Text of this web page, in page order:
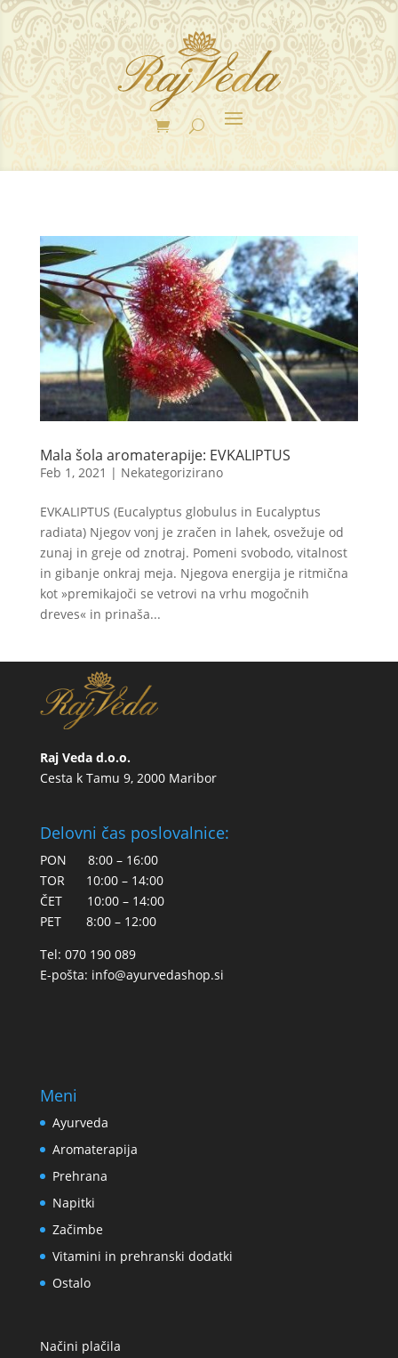
Mala šola aromaterapije: EVKALIPTUS
Feb 1, 2021 | Nekategorizirano
EVKALIPTUS (Eucalyptus globulus in Eucalyptus
radiata) Njegov vonj je zračen in lahek, osvežuje od
zunaj in greje od znotraj. Pomeni svobodo, vitalnost
in gibanje onkraj meja. Njegova energija je ritmična
kot »premikajoči se vetrovi na vrhu mogočnih
dreves« in prinaša...
Raj Veda d.o.o.
Cesta k Tamu 9, 2000 Maribor
Delovni čas poslovalnice:
PON 8:00 – 16:00
TOR 10:00 – 14:00
ČET 10:00 – 14:00
PET 8:00 – 12:00
Tel: 070 190 089
E-pošta: info@ayurvedashop.si
Meni
Ayurveda
Aromaterapija
Prehrana
Napitki
Začimbe
Vitamini in prehranski dodatki
Ostalo
Načini plačila